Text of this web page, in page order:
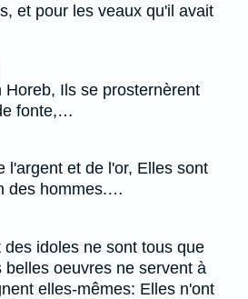
et pour les veaux qu'il avait
Horeb, Ils se prosternèrent
fonte,…
l'argent et de l'or, Elles sont
des hommes.…
idoles ne sont tous que
oeuvres ne servent à
elles-mêmes: Elles n'ont